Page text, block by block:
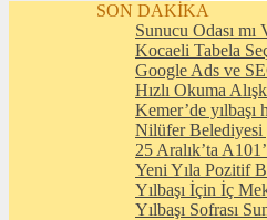
SON DAKİKA
Sunucu Odası
Kocaeli Tabela
Google Ads ve
Hızlı Okuma
Kemer’de yılbaşı
Nilüfer Belediyesi
25 Aralık’ta
Yeni Yıla Pozitif
Yılbaşı İçin İç
Yılbaşı Sofrası